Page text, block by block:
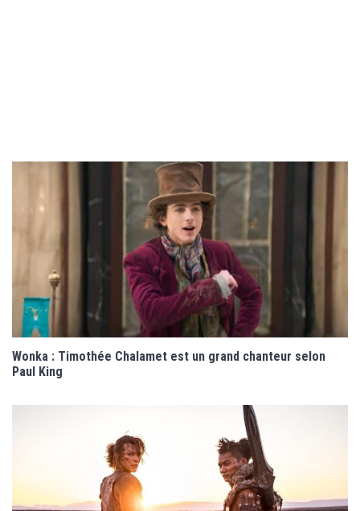
Wonka : Timothée Chalamet est un grand chanteur selon
Paul King